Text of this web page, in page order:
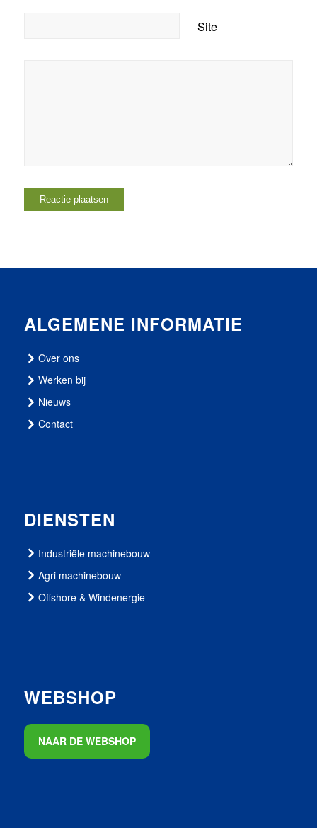
Site
ALGEMENE INFORMATIE
Over ons
Werken bij
Nieuws
Contact
DIENSTEN
Industriële machinebouw
Agri machinebouw
Offshore & Windenergie
WEBSHOP
NAAR DE WEBSHOP